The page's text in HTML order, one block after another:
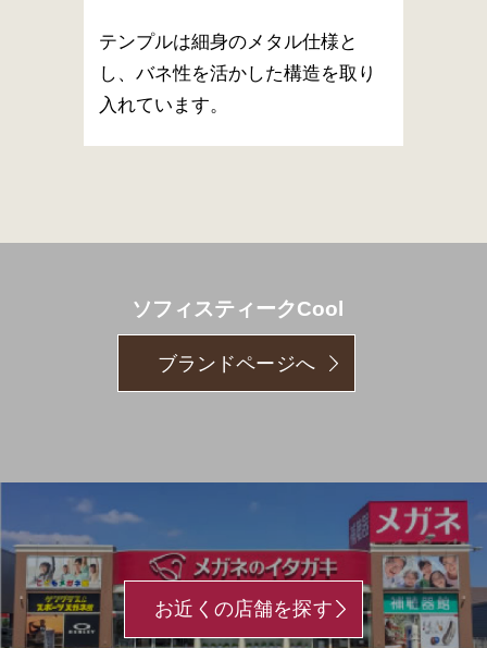
テンプルは細身のメタル仕様と
し、バネ性を活かした構造を取り
入れています。
ソフィスティークCool
ブランドページへ
お近くの店舗を探す